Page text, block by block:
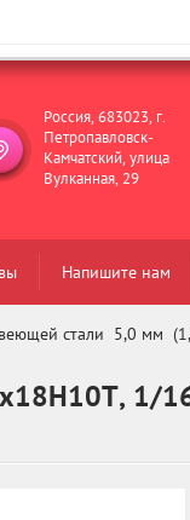
Россия, 683023, г.
Петропавловск-
Камчатский, улица
Вулканная, 29
Напишите нам
стали  5,0 мм
1/